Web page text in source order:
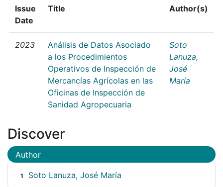
Issue
Date
Title Author(s)
2023
Análisis de Datos Asociado
a los Procedimientos
Operativos de Inspección de
Mercancías Agrícolas en las
Oficinas de Inspección de
Sanidad Agropecuaria
Soto
Lanuza,
José
María
Discover
Author
1 Soto Lanuza, José María